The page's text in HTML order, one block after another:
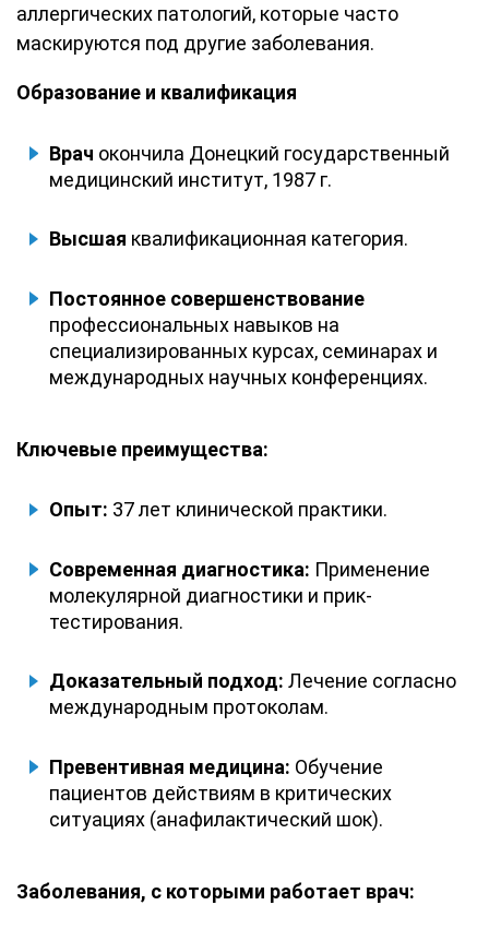
аллергических патологий, которые часто
маскируются под другие заболевания.
Образование и квалификация
Врач окончила Донецкий государственный
медицинский институт, 1987 г.
Высшая квалификационная категория.
Постоянное совершенствование
профессиональных навыков на
специализированных курсах, семинарах и
международных научных конференциях.
Ключевые преимущества:
Опыт: 37 лет клинической практики.
Современная диагностика: Применение
молекулярной диагностики и прик-
тестирования.
Доказательный подход: Лечение согласно
международным протоколам.
Превентивная медицина: Обучение
пациентов действиям в критических
ситуациях (анафилактический шок).
Заболевания, с которыми работает врач: